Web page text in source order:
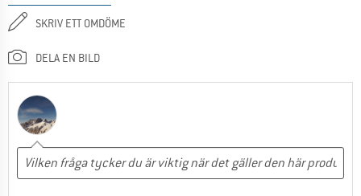
SKRIV ETT OMDÖME
DELA EN BILD